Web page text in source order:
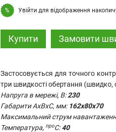
% Увійти для відображення
Купити Замовити
Застосовується для точного
три швидкості обертання (швидко,
Напруга в мережі, В:230
Габарити AxBxC, мм:162х80х70
Максимальний струм
Температура, проС:40